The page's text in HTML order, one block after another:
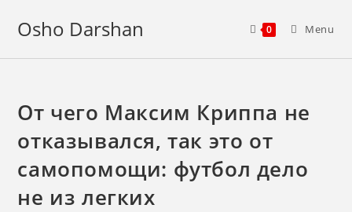
Osho Darshan 0 Menu
​От чего Максим Криппа не
отказывался, так это от
самопомощи: футбол дело
не из легких